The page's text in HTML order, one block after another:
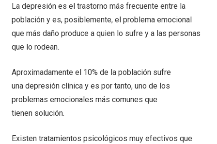
La depresión es el trastorno más frecuente entre la
población y es, posiblemente, el problema emocional
que más daño produce a quien lo sufre y a las personas
que lo rodean.
Aproximadamente el 10% de la población sufre
una depresión clínica y es por tanto, uno de los
problemas emocionales más comunes que
tienen solución.
Existen tratamientos psicológicos muy efectivos que